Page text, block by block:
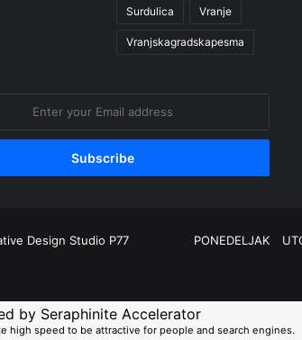
Surdulica Vranje
Vranjskagradskapesma
Design Studio P77 PONEDELJAK
by Seraphinite Accelerator
high speed to be attractive for people and search engines.